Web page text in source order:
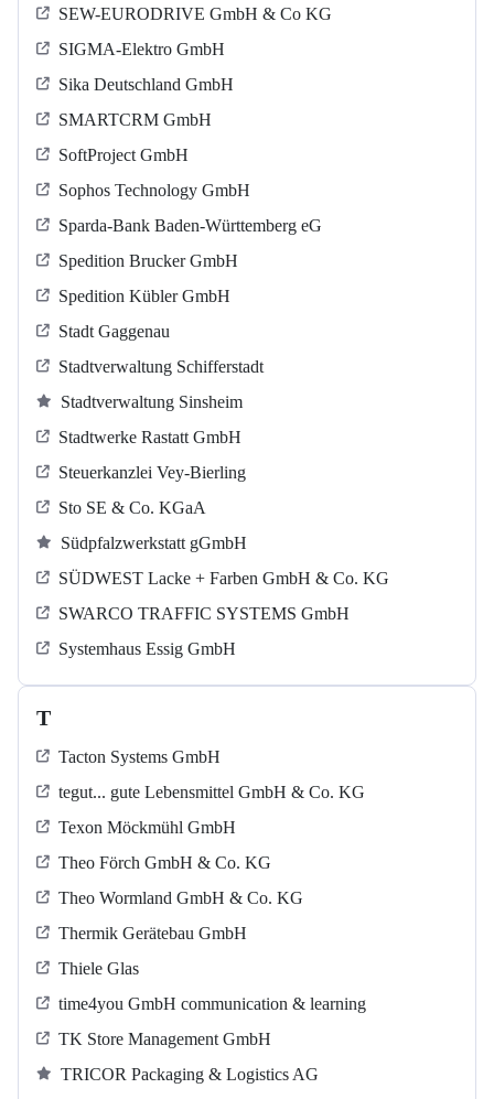
SEW-EURODRIVE GmbH & Co KG
SIGMA-Elektro GmbH
Sika Deutschland GmbH
SMARTCRM GmbH
SoftProject GmbH
Sophos Technology GmbH
Sparda-Bank Baden-Württemberg eG
Spedition Brucker GmbH
Spedition Kübler GmbH
Stadt Gaggenau
Stadtverwaltung Schifferstadt
Stadtverwaltung Sinsheim
Stadtwerke Rastatt GmbH
Steuerkanzlei Vey-Bierling
Sto SE & Co. KGaA
Südpfalzwerkstatt gGmbH
SÜDWEST Lacke + Farben GmbH & Co. KG
SWARCO TRAFFIC SYSTEMS GmbH
Systemhaus Essig GmbH
T
Tacton Systems GmbH
tegut... gute Lebensmittel GmbH & Co. KG
Texon Möckmühl GmbH
Theo Förch GmbH & Co. KG
Theo Wormland GmbH & Co. KG
Thermik Gerätebau GmbH
Thiele Glas
time4you GmbH communication & learning
TK Store Management GmbH
TRICOR Packaging & Logistics AG